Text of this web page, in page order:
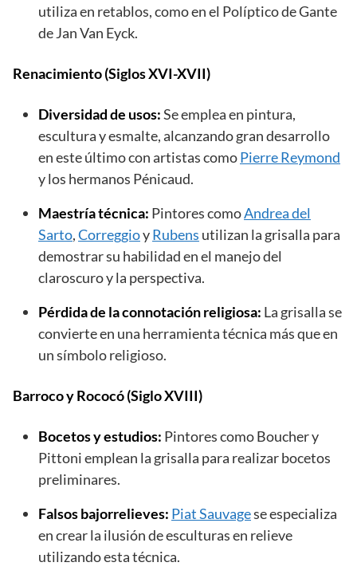
utiliza en retablos, como en el Políptico de Gante
de Jan Van Eyck.
Renacimiento (Siglos XVI-XVII)
Diversidad de usos:Se emplea en pintura,
escultura y esmalte, alcanzando gran desarrollo
en este último con artistas comoPierre Reymond
y los hermanos Pénicaud.
Maestría técnica: Pintores comoAndrea del
Sarto,CorreggioyRubens utilizan la grisalla para
demostrar su habilidad en el manejo del
claroscuro y la perspectiva.
Pérdida de la connotación religiosa: La grisalla se
convierte en una herramienta técnica más que en
un símbolo religioso.
Barroco y Rococó (Siglo XVIII)
Bocetos y estudios: Pintores como Boucher y
Pittoni emplean la grisalla para realizar bocetos
preliminares.
Falsos bajorrelieves: Piat Sauvagese especializa
en crear la ilusión de esculturas en relieve
utilizando esta técnica.